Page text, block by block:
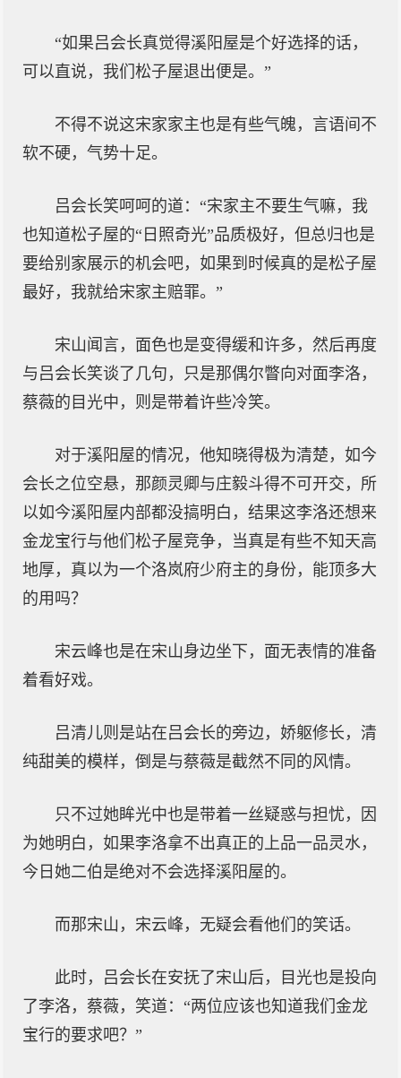
“如果吕会长真觉得溪阳屋是个好选择的话，
可以直说，我们松子屋退出便是。”
不得不说这宋家家主也是有些气魄，言语间不
软不硬，气势十足。
吕会长笑呵呵的道：“宋家主不要生气嘛，我
也知道松子屋的“日照奇光”品质极好，但总归也是
要给别家展示的机会吧，如果到时候真的是松子屋
最好，我就给宋家主赔罪。”
宋山闻言，面色也是变得缓和许多，然后再度
与吕会长笑谈了几句，只是那偶尔瞥向对面李洛，
蔡薇的目光中，则是带着许些冷笑。
对于溪阳屋的情况，他知晓得极为清楚，如今
会长之位空悬，那颜灵卿与庄毅斗得不可开交，所
以如今溪阳屋内部都没搞明白，结果这李洛还想来
金龙宝行与他们松子屋竞争，当真是有些不知天高
地厚，真以为一个洛岚府少府主的身份，能顶多大
的用吗？
宋云峰也是在宋山身边坐下，面无表情的准备
着看好戏。
吕清儿则是站在吕会长的旁边，娇躯修长，清
纯甜美的模样，倒是与蔡薇是截然不同的风情。
只不过她眸光中也是带着一丝疑惑与担忧，因
为她明白，如果李洛拿不出真正的上品一品灵水，
今日她二伯是绝对不会选择溪阳屋的。
而那宋山，宋云峰，无疑会看他们的笑话。
此时，吕会长在安抚了宋山后，目光也是投向
了李洛，蔡薇，笑道：“两位应该也知道我们金龙
宝行的要求吧？”